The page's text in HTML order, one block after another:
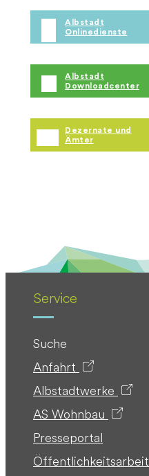
Albstadt
Onlinedienste
Albstadt
Downloadcenter
Dezernate und
Ämter
Service
Suche
Anfahrt
Albstadtwerke
AS Wohnbau
Presseportal
Öffentlichkeitsarbeit